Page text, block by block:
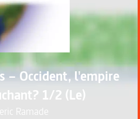
– Occident, l'empire
1/2 (Le)
Ramade